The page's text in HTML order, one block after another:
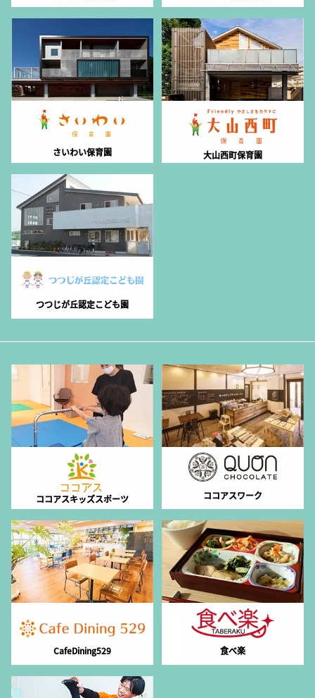
さいわい保育園 大山西町保育園
つつじが丘認定こども園
ココアスキッズスポーツ ココアスワーク
CafeDining529 食べ楽